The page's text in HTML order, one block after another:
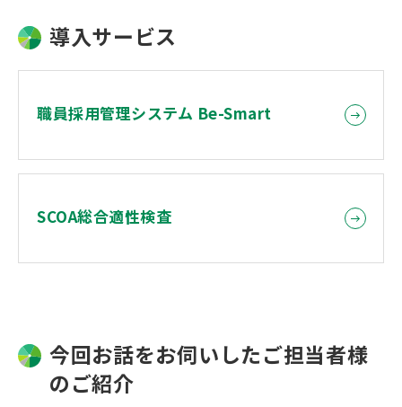
導入サービス
職員採用管理システム Be-Smart
SCOA総合適性検査
今回お話をお伺いしたご担当者様
のご紹介